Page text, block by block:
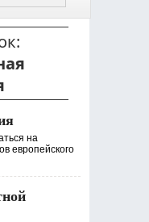
на
европейского